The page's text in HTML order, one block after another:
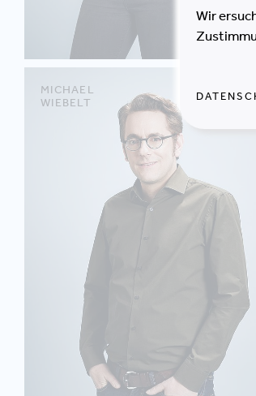
MICHAEL
WIEBELT
Wir